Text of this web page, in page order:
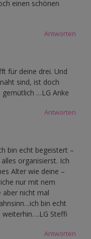
einen schönen
Antworten
für deine drei. Und
sind, ist doch
gemütlich …LG Anke
Antworten
bin echt begeistert –
organisierst. Ich
Alter wie deine –
nur mit nem
nicht mal
bin echt
weiterhin….LG Steffi
Antworten